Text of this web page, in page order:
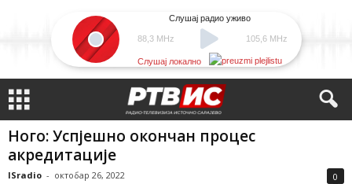
88,3 MHz
Слушај радио уживо
105,6 MHz
Слушај локално
Ного: Успјешно окончан процес
акредитације
ISradio - октобар 26, 2022 0